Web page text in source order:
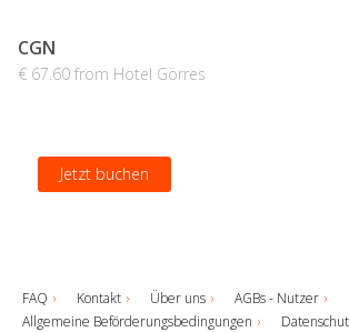
CGN
€ 67.60 from Hotel Görres
Jetzt buchen
FAQ Kontakt Über uns
AGBs - Nutzer
Allgemeine Beförderungsbedingungen